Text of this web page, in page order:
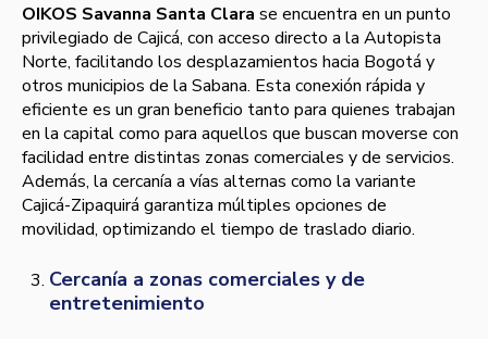
OIKOS Savanna Santa Clara se encuentra en un punto
privilegiado de Cajicá, con acceso directo a la Autopista
Norte, facilitando los desplazamientos hacia Bogotá y
otros municipios de la Sabana. Esta conexión rápida y
eficiente es un gran beneficio tanto para quienes trabajan
en la capital como para aquellos que buscan moverse con
facilidad entre distintas zonas comerciales y de servicios.
Además, la cercanía a vías alternas como la variante
Cajicá-Zipaquirá garantiza múltiples opciones de
movilidad, optimizando el tiempo de traslado diario.
Cercanía a zonas comerciales y de
entretenimiento